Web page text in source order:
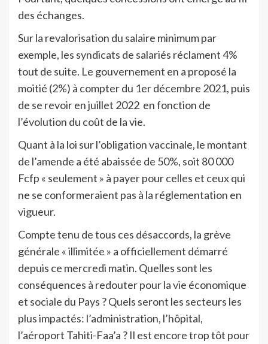
des échanges.
Sur la revalorisation du salaire minimum par
exemple, les syndicats de salariés réclament 4%
tout de suite. Le gouvernement en a proposé la
moitié (2%) à compter du 1er décembre 2021, puis
de se revoir en juillet 2022 en fonction de
l’évolution du coût de la vie.
Quant à la loi sur l’obligation vaccinale, le montant
de l’amende a été abaissée de 50%, soit 80 000
Fcfp « seulement » à payer pour celles et ceux qui
ne se conformeraient pas à la réglementation en
vigueur.
Compte tenu de tous ces désaccords, la grève
générale « illimitée » a officiellement démarré
depuis ce mercredi matin. Quelles sont les
conséquences à redouter pour la vie économique
et sociale du Pays ? Quels seront les secteurs les
plus impactés: l’administration, l’hôpital,
l’aéroport Tahiti-Faa’a ? Il est encore trop tôt pour